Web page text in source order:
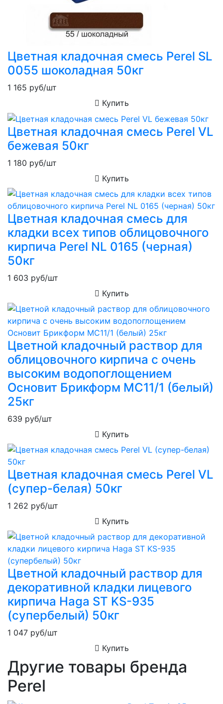
Цветная кладочная смесь Perel SL
0055 шоколадная 50кг
1 165 руб/шт
Купить
Цветная кладочная смесь Perel VL
бежевая 50кг
1 180 руб/шт
Купить
Цветная кладочная смесь для
кладки всех типов облицовочного
кирпича Perel NL 0165 (черная)
50кг
1 603 руб/шт
Купить
Цветной кладочный раствор для
облицовочного кирпича с очень
высоким водопоглощением
Основит Брикформ MC11/1 (белый)
25кг
639 руб/шт
Купить
Цветная кладочная смесь Perel VL
(супер-белая) 50кг
1 262 руб/шт
Купить
Цветной кладочный раствор для
декоративной кладки лицевого
кирпича Haga ST KS-935
(супербелый) 50кг
1 047 руб/шт
Купить
Другие товары бренда
Perel